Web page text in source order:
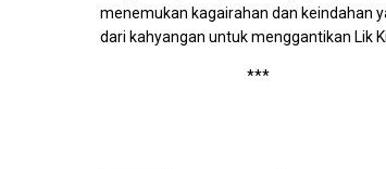
menemukan kagairahan dan keindahan
dari kahyangan untuk menggantikan Lik
***